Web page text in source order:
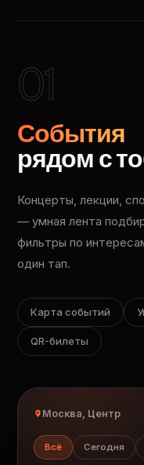
01
События
рядом с
Концерты, лекции,
— умная лента
фильтры по
один тап.
Карта событий
QR-билеты
Москва, Центр
Всё Сегодня